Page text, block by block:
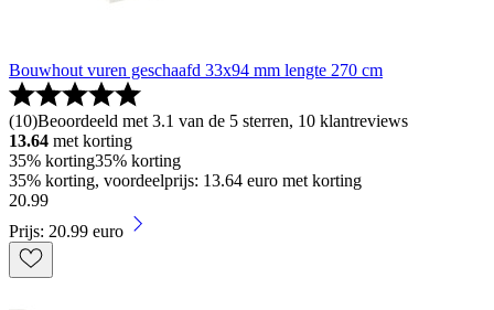
Bouwhout vuren geschaafd 33x94 mm lengte 270 cm
(10)Beoordeeld met 3.1 van de 5 sterren, 10 klantreviews
13.64 met korting
35% korting35% korting
35% korting, voordeelprijs: 13.64 euro met korting
20.99
Prijs: 20.99 euro